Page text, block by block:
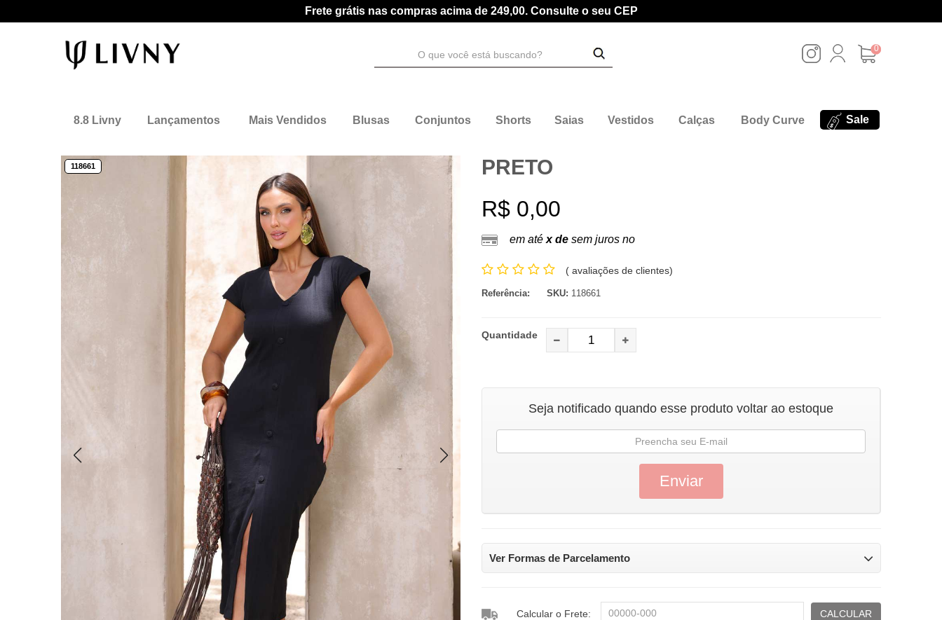
Frete grátis nas compras acima de 249,00. Consulte o seu CEP
0
8.8 Livny Lançamentos Mais Vendidos Blusas Conjuntos Shorts Saias Vestidos Calças Body Curve Sale
118661 PRETO
R$ 0,00
em até x de sem juros no
( avaliações de clientes)
Referência: SKU: 118661
Quantidade
Seja notificado quando esse produto voltar ao estoque
Ver Formas de Parcelamento
Calcular o Frete: CALCULAR